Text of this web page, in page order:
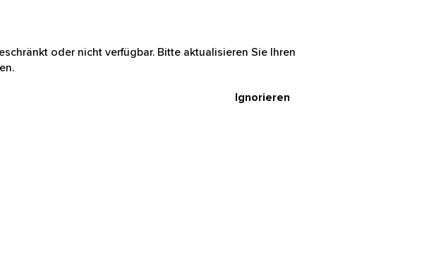
oder nicht verfügbar. Bitte aktualisieren Sie Ihren
Ignorieren